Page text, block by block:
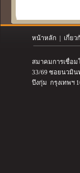
หน้าหลัก | เกี่ย
สมาคมการเชื่อม
33/69 ซอยนวมิ
บึงกุ่ม กรุงเทพฯ